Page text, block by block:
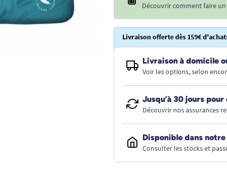
Découvrir comment faire un
Livraison offerte dès 159€
Livraison à domicile
Voir les options, selon
Jusqu’à 30 jours pour
Découvrir nos assurances
Disponible dans
Consulter les stocks et